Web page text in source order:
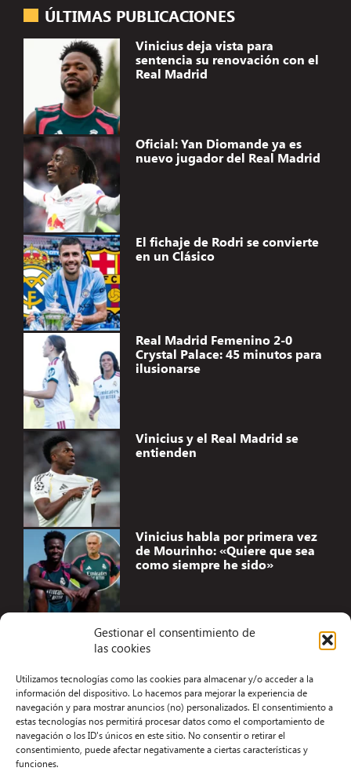
Gestionar el consentimiento de
las cookies
Utilizamos tecnologías como las cookies para almacenar y/o acceder a la
información del dispositivo. Lo hacemos para mejorar la experiencia de
navegación y para mostrar anuncios (no) personalizados. El consentimiento a
estas tecnologías nos permitirá procesar datos como el comportamiento de
navegación o los ID's únicos en este sitio. No consentir o retirar el
consentimiento, puede afectar negativamente a ciertas características y
funciones.
ÚLTIMAS PUBLICACIONES
Vinicius deja vista para
sentencia su renovación con el
Real Madrid
Oficial: Yan Diomande ya es
nuevo jugador del Real Madrid
El fichaje de Rodri se convierte
en un Clásico
Real Madrid Femenino 2-0
Crystal Palace: 45 minutos para
ilusionarse
Vinicius y el Real Madrid se
entienden
Vinicius habla por primera vez
de Mourinho: «Quiere que sea
como siempre he sido»
Aviso Legal
Términos y condiciones
Política de privacidad